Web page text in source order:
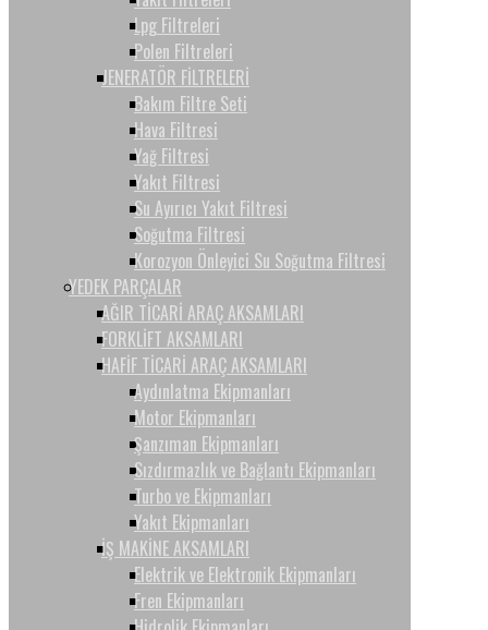
Lpg Filtreleri
Polen Filtreleri
JENERATÖR FİLTRELERİ
Bakım Filtre Seti
Hava Filtresi
Yağ Filtresi
Yakıt Filtresi
Su Ayırıcı Yakıt Filtresi
Soğutma Filtresi
Korozyon Önleyici Su Soğutma Filtresi
YEDEK PARÇALAR
AĞIR TİCARİ ARAÇ AKSAMLARI
FORKLİFT AKSAMLARI
HAFİF TİCARİ ARAÇ AKSAMLARI
Aydınlatma Ekipmanları
Motor Ekipmanları
Şanzıman Ekipmanları
Sızdırmazlık ve Bağlantı Ekipmanları
Turbo ve Ekipmanları
Yakıt Ekipmanları
İŞ MAKİNE AKSAMLARI
Elektrik ve Elektronik Ekipmanları
Fren Ekipmanları